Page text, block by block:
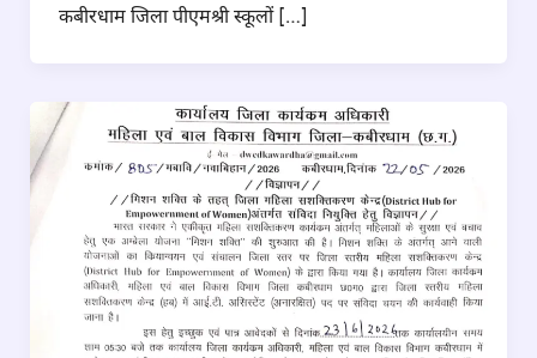
कबीरधाम जिला पीएमश्री स्कूलों […]